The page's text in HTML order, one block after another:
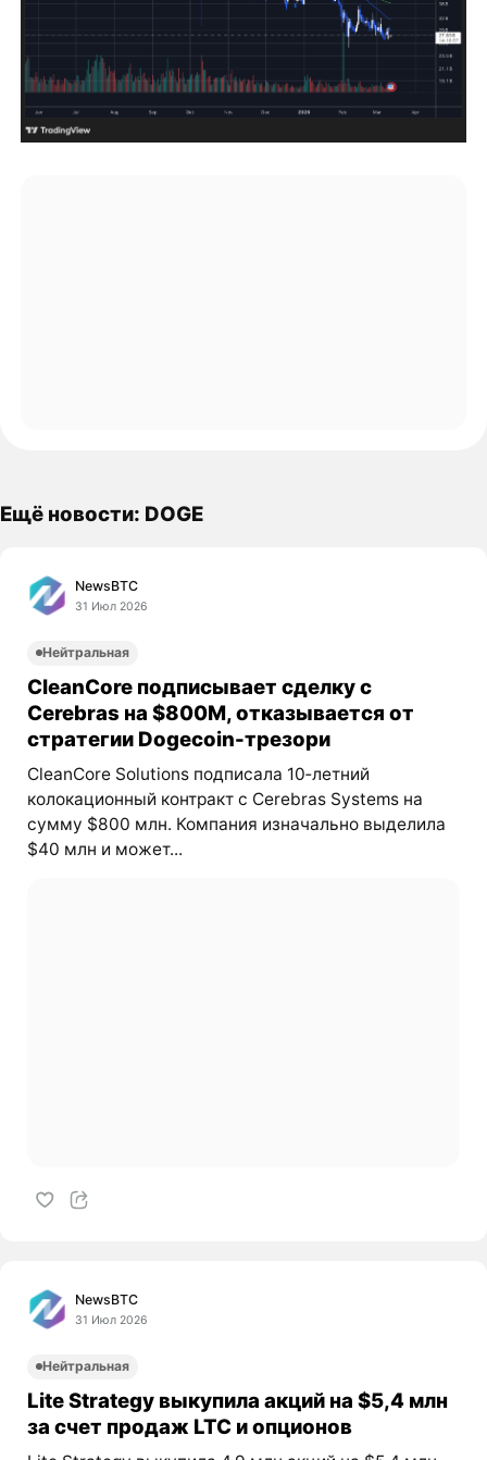
Ещё новости: DOGE
NewsBTC
31 Июл 2026
Нейтральная
CleanCore подписывает сделку с
Cerebras на $800M, отказывается от
стратегии Dogecoin-трезори
CleanCore Solutions подписала 10‑летний
колокационный контракт с Cerebras Systems на
сумму $800 млн. Компания изначально выделила
$40 млн и может...
NewsBTC
31 Июл 2026
Нейтральная
Lite Strategy выкупила акций на $5,4 млн
за счет продаж LTC и опционов